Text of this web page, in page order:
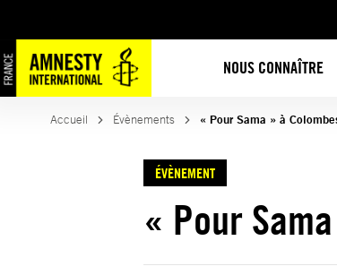
NOUS CONNAÎTRE
Accueil Évènements « Pour Sama » à
ÉVÈNEMENT
« Pour